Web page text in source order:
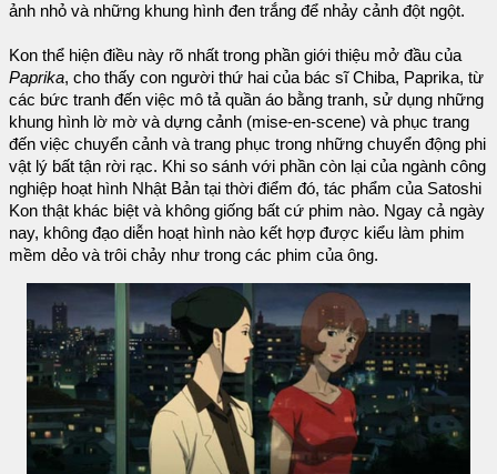
ảnh nhỏ và những khung hình đen trắng để nhảy cảnh đột ngột.
Kon thể hiện điều này rõ nhất trong phần giới thiệu mở đầu của
Paprika, cho thấy con người thứ hai của bác sĩ Chiba, Paprika, từ
các bức tranh đến việc mô tả quần áo bằng tranh, sử dụng những
khung hình lờ mờ và dựng cảnh (mise-en-scene) và phục trang
đến việc chuyển cảnh và trang phục trong những chuyển động phi
vật lý bất tận rời rạc. Khi so sánh với phần còn lại của ngành công
nghiệp hoạt hình Nhật Bản tại thời điểm đó, tác phẩm của Satoshi
Kon thật khác biệt và không giống bất cứ phim nào. Ngay cả ngày
nay, không đạo diễn hoạt hình nào kết hợp được kiểu làm phim
mềm dẻo và trôi chảy như trong các phim của ông.